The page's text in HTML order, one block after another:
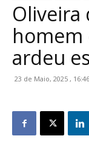
Oliveira
homem
ardeu
23 de Maio, 2025 , 16:46